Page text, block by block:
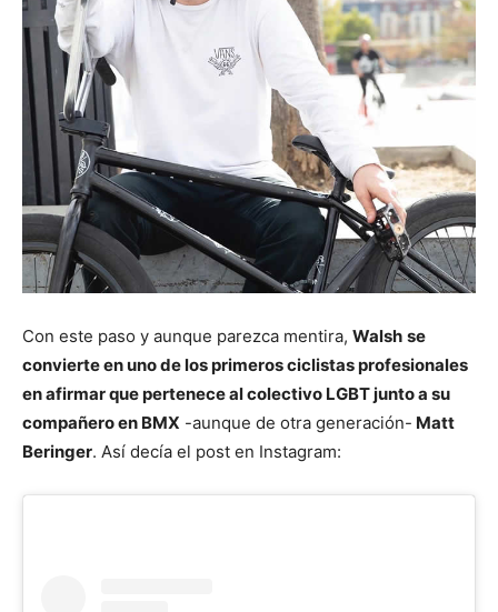
Con este paso y aunque parezca mentira, Walsh se
convierte en uno de los primeros ciclistas profesionales
en afirmar que pertenece al colectivo LGBT junto a su
compañero en BMX -aunque de otra generación- Matt
Beringer. Así decía el post en Instagram: